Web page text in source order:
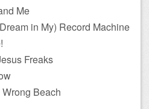
Me
in My) Record Machine
Freaks
Beach